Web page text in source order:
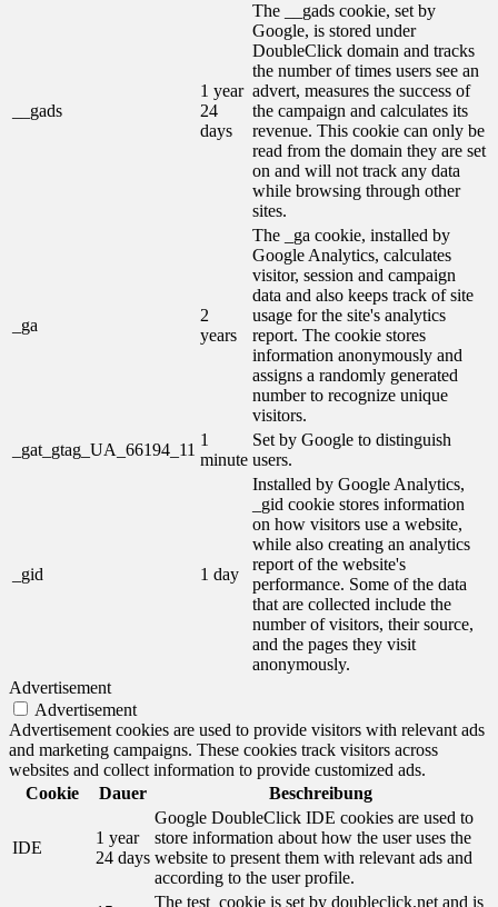
__gads
1 year
24
days
The __gads cookie, set by
Google, is stored under
DoubleClick domain and tracks
the number of times users see an
advert, measures the success of
the campaign and calculates its
revenue. This cookie can only be
read from the domain they are set
on and will not track any data
while browsing through other
sites.
_ga
2
years
The _ga cookie, installed by
Google Analytics, calculates
visitor, session and campaign
data and also keeps track of site
usage for the site's analytics
report. The cookie stores
information anonymously and
assigns a randomly generated
number to recognize unique
visitors.
_gat_gtag_UA_66194_11
1
minute
Set by Google to distinguish
users.
_gid 1 day
Installed by Google Analytics,
_gid cookie stores information
on how visitors use a website,
while also creating an analytics
report of the website's
performance. Some of the data
that are collected include the
number of visitors, their source,
and the pages they visit
anonymously.
Advertisement
Advertisement
Advertisement cookies are used to provide visitors with relevant ads
and marketing campaigns. These cookies track visitors across
websites and collect information to provide customized ads.
Cookie
Dauer Beschreibung
IDE
1 year
24 days
Google DoubleClick IDE cookies are used to
store information about how the user uses the
website to present them with relevant ads and
according to the user profile.
The test_cookie is set by doubleclick.net and is